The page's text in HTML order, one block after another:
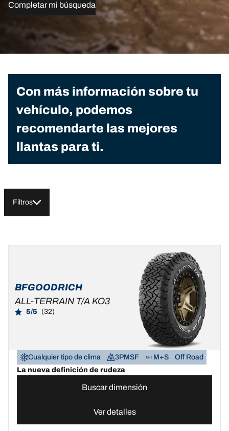
Completar mi búsqueda
Con más información sobre tu
vehículo, podemos
recomendarte las mejores
llantas para ti.
Filtros
BFGOODRICH
ALL-TERRAIN T/A KO3
5/5 (32)
Cualquier tipo de clima 3PMSF M+S
Off Road
La nueva definición de rudeza
Buscar dimensión
Ver detalles